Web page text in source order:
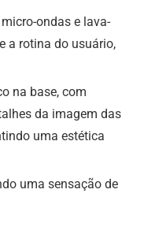
ondas e lava-
a rotina do usuário,
na base, com
da imagem das
uma estética
uma sensação de